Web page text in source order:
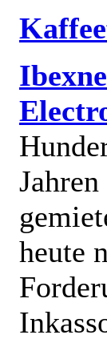
heute